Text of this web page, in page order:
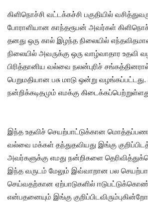
கிளிநொச்சி வட்டக்கச்சி பகுதியில்
போராளியான காந்தரூபன் அவர்கள்
தனது ஒரு கால் இழந்த நிலையில்
நிலையில் அவருக்கு ஒரு வாழ்வாதார உதவி
பிரித்தானிய வல்வை நலன்புரிச்
பெறுமதியான பசு மாடு ஒன்று
நன்றிக்கடிதமும் எமக்கு
இந்த உதவிச் செயற்பாட்டுக்கான
வல்வை மக்கள் தந்துதவியது இங்கு
அவர்களுக்கு எமது நன்றிகளை
இந்த வருடம் மேலும் இவ்வாறான பல
செய்வதற்கான ஏற்பாடுகளில்
என்பதனையும் இங்கு